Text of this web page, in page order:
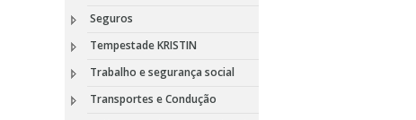
Seguros
Tempestade KRISTIN
Trabalho e segurança social
Transportes e Condução